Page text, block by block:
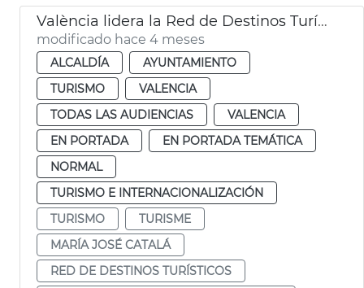
València lidera la Red de Destinos Turísticos Urbanos
modificado hace 4 meses
ALCALDÍA
AYUNTAMIENTO
TURISMO
VALENCIA
TODAS LAS AUDIENCIAS
VALENCIA
EN PORTADA
EN PORTADA TEMÁTICA
NORMAL
TURISMO E INTERNACIONALIZACIÓN
TURISMO
TURISME
MARÍA JOSÉ CATALÁ
RED DE DESTINOS TURÍSTICOS